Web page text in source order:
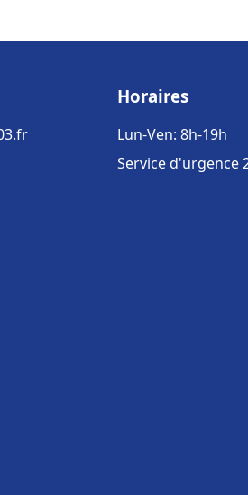
Horaires
Lun-Ven: 8h-19h
Service d'urgence